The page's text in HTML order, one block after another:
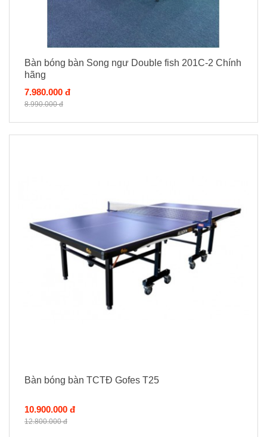
Bàn bóng bàn Song ngư Double fish 201C-2 Chính
hãng
7.980.000 đ
8.990.000 đ
Bàn bóng bàn TCTĐ Gofes T25
10.900.000 đ
12.800.000 đ